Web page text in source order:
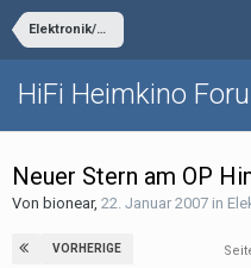
Elektronik/Sonstiges
HiFi Heimkino
Neuer Stern am OP
Von bionear, 22. Januar 2007 in
VORHERIGE